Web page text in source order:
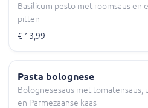
Basilicum pesto met roomsaus en
pitten
€ 13,99
Pasta bolognese
Bolognesesaus met tomatensaus,
en Parmezaanse kaas